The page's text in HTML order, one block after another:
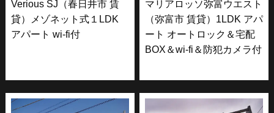
Verious SJ（春日井市 賃
貸）メゾネット式１LDK
アパート wi-fi付
マリアロッソ弥富ウエスト
（弥富市 賃貸）1LDK アパ
ート オートロック＆宅配
BOX＆wi-fi＆防犯カメラ付